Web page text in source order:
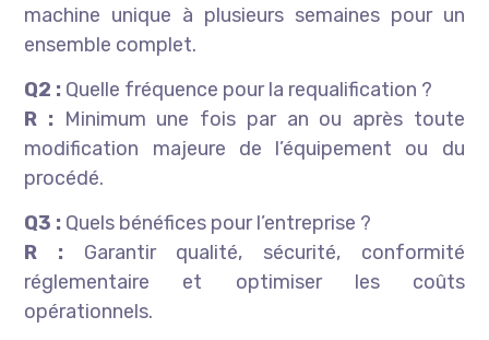
machine unique à plusieurs semaines pour un
ensemble complet.
Q2 : Quelle fréquence pour la requalification ?
R : Minimum une fois par an ou après toute
modification majeure de l’équipement ou du
procédé.
Q3 : Quels bénéfices pour l’entreprise ?
R : Garantir qualité, sécurité, conformité
réglementaire et optimiser les coûts
opérationnels.